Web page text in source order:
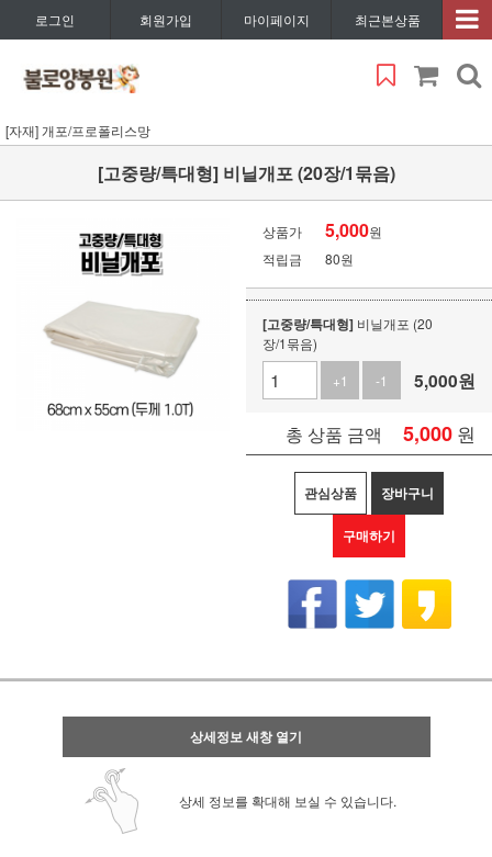
로그인 회원가입 마이페이지 최근본상품
[자재] 개포/프로폴리스망
[고중량/특대형] 비닐개포 (20장/1묶음)
상품가 5,000원
적립금
80원
[고중량/특대형] 비닐개포 (20
장/1묶음)
+1
-1 5,000원
총 상품 금액 5,000 원
관심상품 장바구니
구매하기
상세정보 새창 열기
상세 정보를 확대해 보실 수 있습니다.